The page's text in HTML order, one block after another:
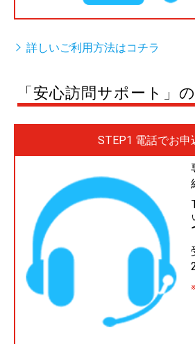
詳しいご利用方法はコチラ
「安心訪問サポート」
STEP1 電話でお申